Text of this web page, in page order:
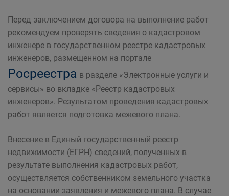
Перед заключением договора на выполнение работ
рекомендуем проверять сведения о кадастровом
инженере в государственном реестре кадастровых
инженеров, размещенном на портале
Росреестра в разделе «Электронные услуги и
сервисы» во вкладке «Реестр кадастровых
инженеров». Результатом проведения кадастровых
работ является подготовка межевого плана.
Внесение в Единый государственный реестр
недвижимости (ЕГРН) сведений, полученных в
результате выполнения кадастровых работ,
осуществляется собственником земельного участка
на основании заявления и межевого плана. В случае